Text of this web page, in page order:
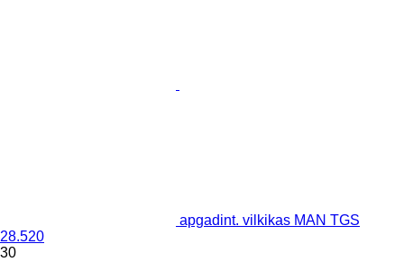
apgadint. vilkikas MAN TGS
28.520
30